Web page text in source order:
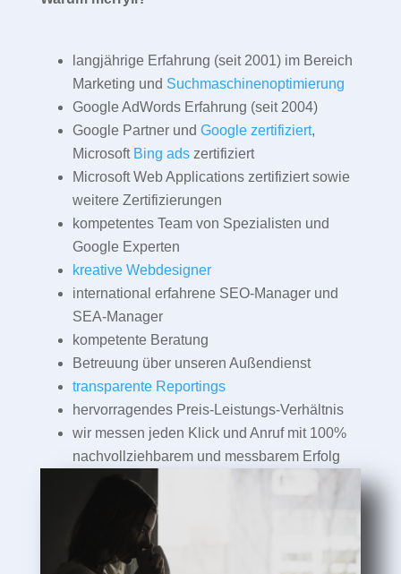
langjährige Erfahrung (seit 2001) im Bereich
Marketing und Suchmaschinenoptimierung
Google AdWords Erfahrung (seit 2004)
Google Partner und Google zertifiziert,
Microsoft Bing adszertifiziert
Microsoft Web Applications zertifiziert sowie
weitere Zertifizierungen
kompetentes Team von Spezialisten und
Google Experten
kreative Webdesigner
international erfahrene SEO-Manager und
SEA-Manager
kompetente Beratung
Betreuung über unseren Außendienst
transparente Reportings
hervorragendes Preis-Leistungs-Verhältnis
wir messen jeden Klick und Anruf mit 100%
nachvollziehbarem und messbarem Erfolg